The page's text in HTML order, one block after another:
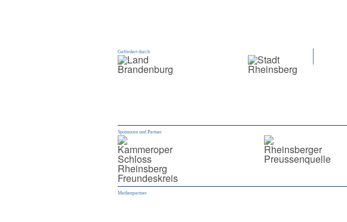
Gefördert durch
Sponsoren und Partner
Medienpartner